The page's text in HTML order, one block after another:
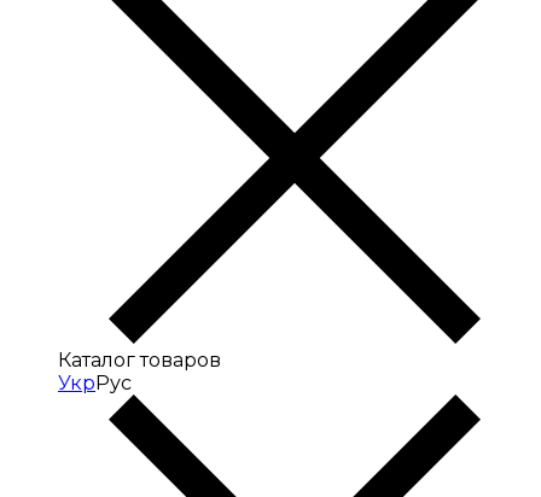
Каталог товаров
УкрРус